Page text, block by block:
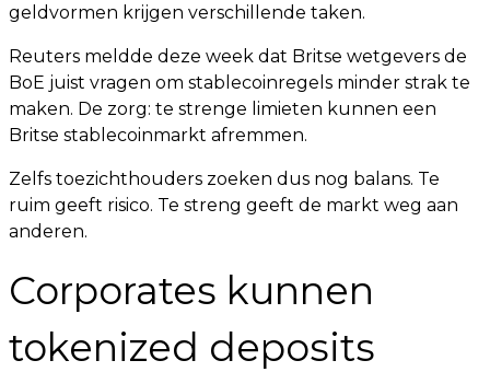
geldvormen krijgen verschillende taken.
Reuters meldde deze week dat Britse wetgevers de
BoE juist vragen om stablecoinregels minder strak te
maken. De zorg: te strenge limieten kunnen een
Britse stablecoinmarkt afremmen.
Zelfs toezichthouders zoeken dus nog balans. Te
ruim geeft risico. Te streng geeft de markt weg aan
anderen.
Corporates kunnen
tokenized deposits